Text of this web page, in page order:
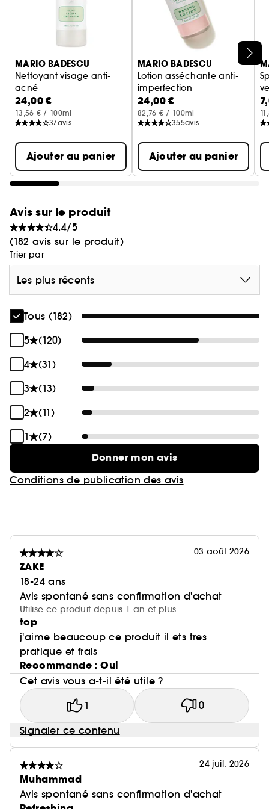
MARIO BADESCU
Nettoyant visage anti-
acné
pour peau acneique
24,00 €
13,56 € / 100ml
37avis
Ajouter au panier
MARIO BADESCU
Lotion asséchante anti-
imperfection
24,00 €
82,76 € / 100ml
355avis
Ajouter au panier
Avis sur le produit
4.4/5
(182 avis sur le produit)
Trier par
Les plus récents
Tous (182)
5
(120)
4
(31)
3
(13)
2
(11)
1
(7)
Donner mon avis
Conditions de publication des avis
03 août 2026
ZAKE
18-24 ans
Avis spontané sans confirmation d'achat
Utilise ce produit depuis 1 an et plus
top
j'aime beaucoup ce produit il ets tres
pratique et frais
Recommande : Oui
Cet avis vous a-t-il été utile ?
1 0
Signaler ce contenu
24 juil. 2026
Muhammad
Avis spontané sans confirmation d'achat